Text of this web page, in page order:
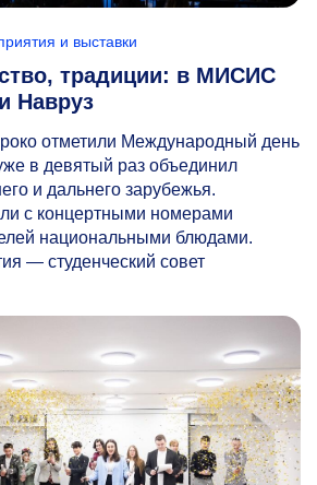
и выставки
традиции: в МИСИС
Навруз
отметили Международный день
в девятый раз объединил
и дальнего зарубежья.
с концертными номерами
национальными блюдами.
— студенческий совет